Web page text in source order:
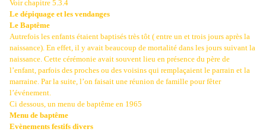
Voir chapitre 5.3.4
Le dépiquage et les vendanges
Le Baptême
Autrefois les enfants étaient baptisés très tôt ( entre un et trois jours après la
naissance). En effet, il y avait beaucoup de mortalité dans les jours suivant la
naissance. Cette cérémonie avait souvent lieu en présence du père de
l’enfant, parfois des proches ou des voisins qui remplaçaient le parrain et la
marraine. Par la suite, l’on faisait une réunion de famille pour fêter
l’événement.
Ci dessous, un menu de baptême en 1965
Menu de baptême
Evènements festifs divers